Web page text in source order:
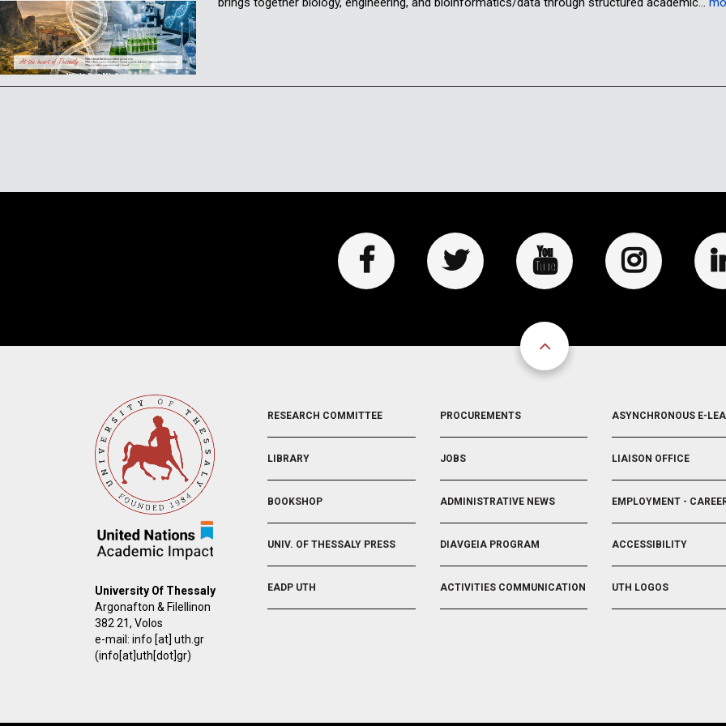
University Of Thessaly
Argonafton & Filellinon
382 21, Volos
e-mail: info [at] uth.gr
(info[at]uth[dot]gr)
2
RESEARCH COMMITTEE
LIBRARY
BOOKSHOP
UNIV. OF THESSALY PRESS
EADP UTH
3
PROCUREMENTS
JOBS
ADMINISTRATIVE NEWS
DIAVGEIA PROGRAM
ACTIVITIES COMMUNICATION
4
ASYNCHRONOUS E-
LIAISON OFFICE
EMPLOYMENT -
ACCESSIBILITY
UTH LOGOS